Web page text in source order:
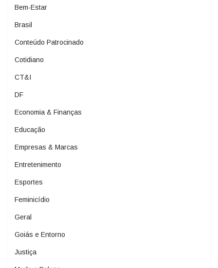
Bem-Estar
Brasil
Conteúdo Patrocinado
Cotidiano
CT&I
DF
Economia & Finanças
Educação
Empresas & Marcas
Entretenimento
Esportes
Feminicídio
Geral
Goiás e Entorno
Justiça